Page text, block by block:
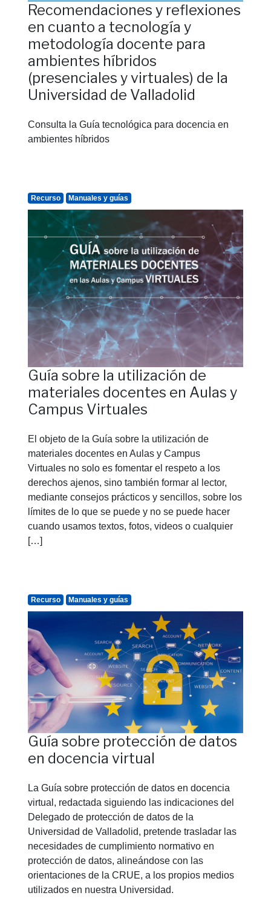
Recomendaciones y reflexiones
en cuanto a tecnología y
metodología docente para
ambientes híbridos
(presenciales y virtuales) de la
Universidad de Valladolid
Consulta la Guía tecnológica para docencia en
ambientes híbridos
Recurso Manuales y guías
Guía sobre la utilización de
materiales docentes en Aulas y
Campus Virtuales
El objeto de la Guía sobre la utilización de
materiales docentes en Aulas y Campus
Virtuales no solo es fomentar el respeto a los
derechos ajenos, sino también formar al lector,
mediante consejos prácticos y sencillos, sobre los
límites de lo que se puede y no se puede hacer
cuando usamos textos, fotos, videos o cualquier
[…]
Recurso Manuales y guías
Guía sobre protección de datos
en docencia virtual
La Guía sobre protección de datos en docencia
virtual, redactada siguiendo las indicaciones del
Delegado de protección de datos de la
Universidad de Valladolid, pretende trasladar las
necesidades de cumplimiento normativo en
protección de datos, alineándose con las
orientaciones de la CRUE, a los propios medios
utilizados en nuestra Universidad.